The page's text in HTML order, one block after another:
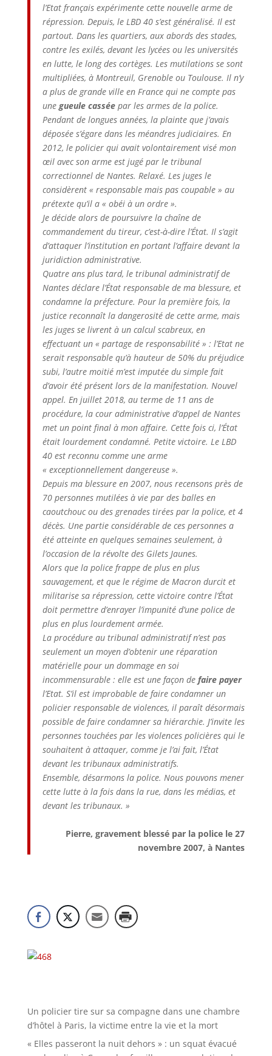
l’Etat français expérimente cette nouvelle arme de
répression. Depuis, le LBD 40 s’est généralisé. Il est
partout. Dans les quartiers, aux abords des stades,
contre les exilés, devant les lycées ou les universités
en lutte, le long des cortèges. Les mutilations se sont
multipliées, à Montreuil, Grenoble ou Toulouse. Il n’y
a plus de grande ville en France qui ne compte pas
une gueule casséepar les armes de la police.
Pendant de longues années, la plainte que j’avais
déposée s’égare dans les méandres judiciaires. En
2012, le policier qui avait volontairement visé mon
œil avec son arme est jugé par le tribunal
correctionnel de Nantes. Relaxé. Les juges le
considèrent « responsable mais pas coupable » au
prétexte qu’il a « obéi à un ordre ».
Je décide alors de poursuivre la chaîne de
commandement du tireur, c’est-à-dire l’État. Il s’agit
d’attaquer l’institution en portant l’affaire devant la
juridiction administrative.
Quatre ans plus tard, le tribunal administratif de
Nantes déclare l’État responsable de ma blessure, et
condamne la préfecture. Pour la première fois, la
justice reconnaît la dangerosité de cette arme, mais
les juges se livrent à un calcul scabreux, en
effectuant un « partage de responsabilité » : l’Etat ne
serait responsable qu’à hauteur de 50% du préjudice
subi, l’autre moitié m’est imputée du simple fait
d’avoir été présent lors de la manifestation. Nouvel
appel. En juillet 2018, au terme de 11 ans de
procédure, la cour administrative d’appel de Nantes
met un point final à mon affaire. Cette fois ci, l’État
était lourdement condamné. Petite victoire. Le LBD
40 est reconnu comme une arme
« exceptionnellement dangereuse ».
Depuis ma blessure en 2007, nous recensons près de
70 personnes mutilées à vie par des balles en
caoutchouc ou des grenades tirées par la police, et 4
décès. Une partie considérable de ces personnes a
été atteinte en quelques semaines seulement, à
l’occasion de la révolte des Gilets Jaunes.
Alors que la police frappe de plus en plus
sauvagement, et que le régime de Macron durcit et
militarise sa répression, cette victoire contre l’État
doit permettre d’enrayer l’impunité d’une police de
plus en plus lourdement armée.
La procédure au tribunal administratif n’est pas
seulement un moyen d’obtenir une réparation
matérielle pour un dommage en soi
incommensurable : elle est une façon de faire payer
l’Etat. S’il est improbable de faire condamner un
policier responsable de violences, il paraît désormais
possible de faire condamner sa hiérarchie. J’invite les
personnes touchées par les violences policières qui le
souhaitent à attaquer, comme je l’ai fait, l’État
devant les tribunaux administratifs.
Ensemble, désarmons la police. Nous pouvons mener
cette lutte à la fois dans la rue, dans les médias, et
devant les tribunaux. »
Pierre, gravement blessé par la police le 27
novembre 2007, à Nantes
Un policier tire sur sa compagne dans une chambre
d’hôtel à Paris, la victime entre la vie et la mort
« Elles passeront la nuit dehors » : un squat évacué